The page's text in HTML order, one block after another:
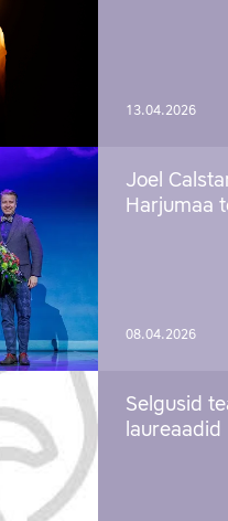
13.04.2026
Joel
Harjumaa
08.04.2026
Selgusid
laureaadid